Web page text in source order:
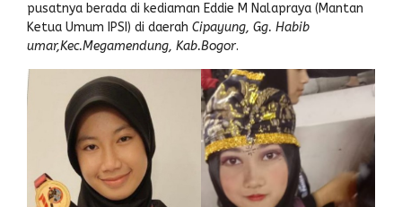
pusatnya berada di kediaman Eddie M Nalapraya (Mantan
Ketua Umum IPSI) di daerah Cipayung, Gg. Habib
umar,Kec.Megamendung, Kab.Bogor.